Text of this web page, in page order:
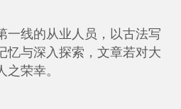
一线的从业人员，以古法写
忆与深入探索，文章若对大
之荣幸。